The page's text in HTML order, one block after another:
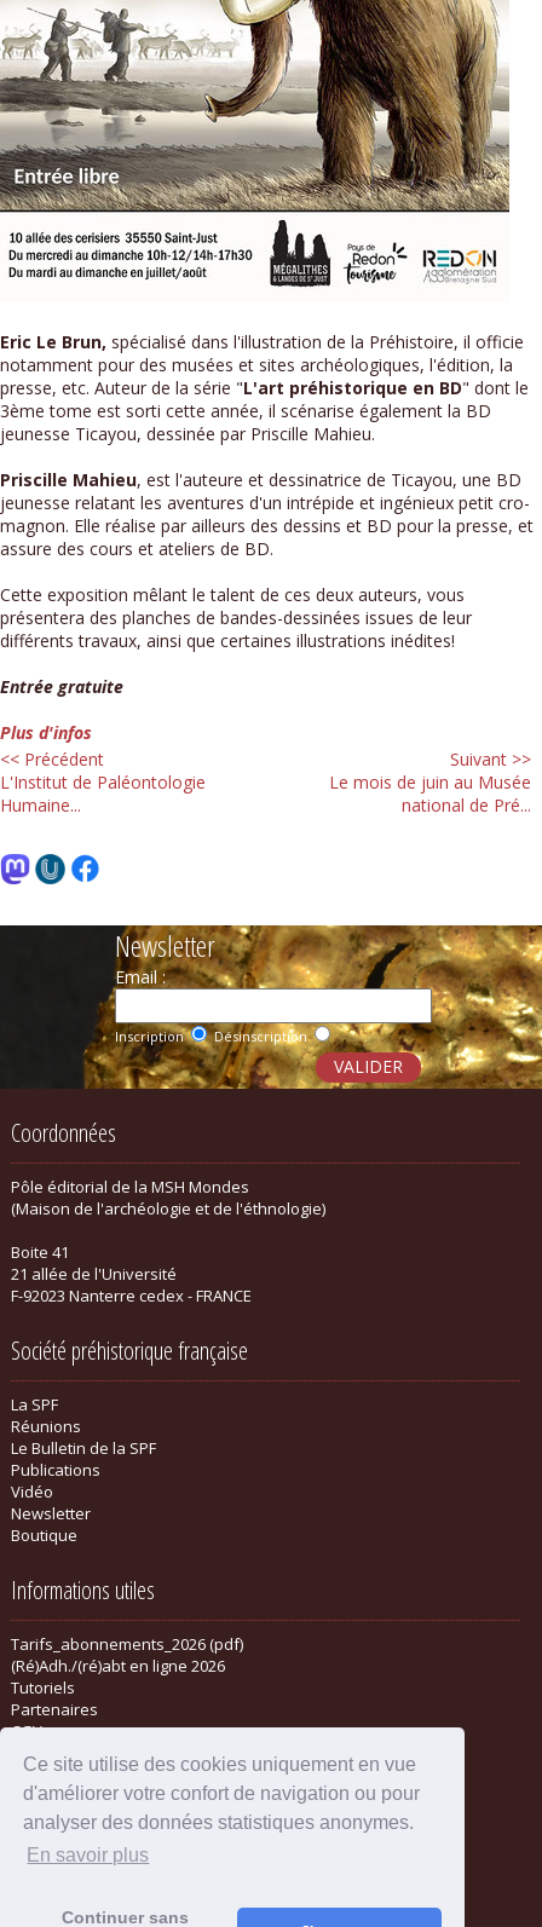
Ce site utilise des cookies uniquement en vue
d'améliorer votre confort de navigation ou pour
analyser des données statistiques anonymes.
En savoir plus
Continuer sans
Eric Le Brun, spécialisé dans l'illustration de la Préhistoire, il officie
notamment pour des musées et sites archéologiques, l'édition, la
presse, etc. Auteur de la série "L'art préhistorique en BD" dont le
3ème tome est sorti cette année, il scénarise également la BD
jeunesse Ticayou, dessinée par Priscille Mahieu.
Priscille Mahieu, est l'auteure et dessinatrice de Ticayou, une BD
jeunesse relatant les aventures d'un intrépide et ingénieux petit cro-
magnon. Elle réalise par ailleurs des dessins et BD pour la presse, et
assure des cours et ateliers de BD.
Cette exposition mêlant le talent de ces deux auteurs, vous
présentera des planches de bandes-dessinées issues de leur
différents travaux, ainsi que certaines illustrations inédites!
Entrée gratuite
Plus d'infos
<< Précédent
L'Institut de Paléontologie
Humaine...
Suivant >>
Le mois de juin au Musée
national de Pré...
Newsletter
Email :
Inscription Désinscription
Coordonnées
Pôle éditorial de la MSH Mondes
(Maison de l'archéologie et de l'éthnologie)
Boite 41
21 allée de l'Université
F-92023 Nanterre cedex - FRANCE
Société préhistorique française
La SPF
Réunions
Le Bulletin de la SPF
Publications
Vidéo
Newsletter
Boutique
Informations utiles
Tarifs_abonnements_2026 (pdf)
(Ré)Adh./(ré)abt en ligne 2026
Tutoriels
Partenaires
CGV